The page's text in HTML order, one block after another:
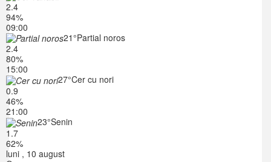
2.4
94%
09:00
21°Partial noros
2.4
80%
15:00
27°Cer cu nori
0.9
46%
21:00
23°Senin
1.7
62%
luni , 10 august